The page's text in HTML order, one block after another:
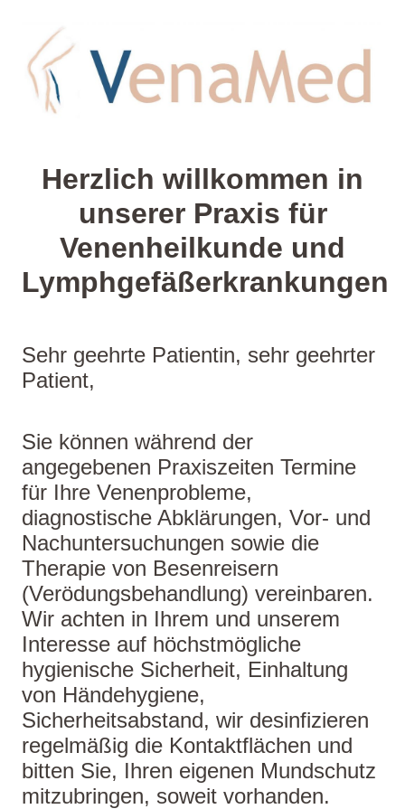
Herzlich willkommen in
unserer Praxis für
Venenheilkunde und
Lymphgefäßerkrankungen
Sehr geehrte Patientin, sehr geehrter
Patient,
Sie können während der
angegebenen Praxiszeiten Termine
für Ihre Venenprobleme,
diagnostische Abklärungen, Vor- und
Nachuntersuchungen sowie die
Therapie von Besenreisern
(Verödungsbehandlung) vereinbaren.
Wir achten in Ihrem und unserem
Interesse auf höchstmögliche
hygienische Sicherheit, Einhaltung
von Händehygiene,
Sicherheitsabstand, wir desinfizieren
regelmäßig die Kontaktflächen und
bitten Sie, Ihren eigenen Mundschutz
mitzubringen, soweit vorhanden.